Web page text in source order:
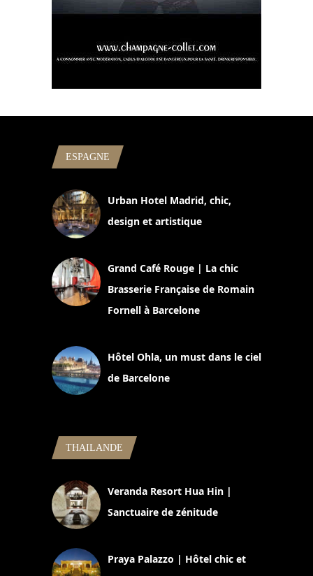
ESPAGNE
Urban Hotel Madrid, chic,
design et artistique
Grand Café Rouge | La chic
Brasserie Française de Romain
Fornell à Barcelone
Hôtel Ohla, un must dans le ciel
de Barcelone
THAILANDE
Veranda Resort Hua Hin |
Sanctuaire de zénitude
Praya Palazzo | Hôtel chic et